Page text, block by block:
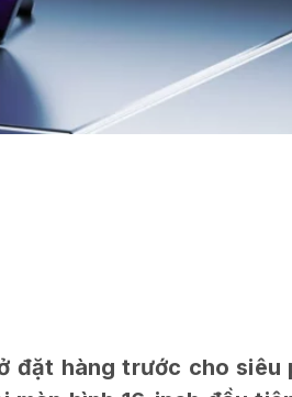
đặt hàng trước cho siêu